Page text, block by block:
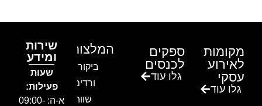
מקומות
לאירוע
עסקי
גלו עוד
ספקים
לכנסים
גלו עוד
המלצות
ביקור בגן
ורדים –
שווה!!
שירות
ומידע
שעות
פעילות:
א-ה: 09:00-